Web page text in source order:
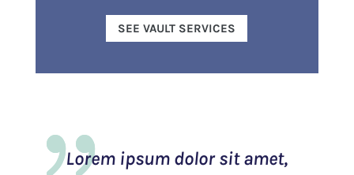
SEE VAULT SERVICES
Lorem ipsum dolor sit amet,